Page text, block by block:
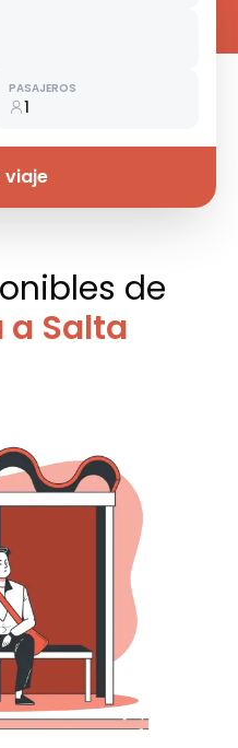
PASAJEROS
1
viaje
de
a Salta